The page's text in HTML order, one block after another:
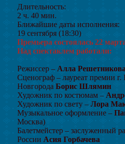
Длительность:
2 ч. 40 мин.
Ближайшие даты исполнения:
19 сентября (18:30)
Премьера состоялась 22
Над спектаклем работали:
Режиссер – Алла Решетникова
Сценограф – лауреат премии
Новгорода Борис Шлямин
Художник по костюмам –
Художник по свету –Лора
Музыкальное оформление –
Москва)
Балетмейстер – заслуженный
России Асия Горбачева